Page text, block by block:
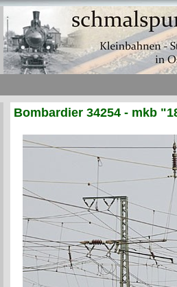
Bombardier 34254 - mkb